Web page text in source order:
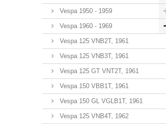
Vespa 1950 - 1959
Vespa 1960 - 1969
Vespa 125 VNB2T, 1961
Vespa 125 VNB3T, 1961
Vespa 125 GT VNT2T, 1961
Vespa 150 VBB1T, 1961
Vespa 150 GL VGLB1T, 1961
Vespa 125 VNB4T, 1962